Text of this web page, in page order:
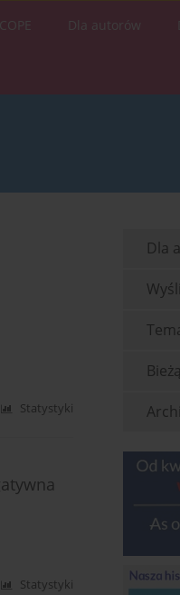
Dla autorów
Statystyki
Statystyki
Dla